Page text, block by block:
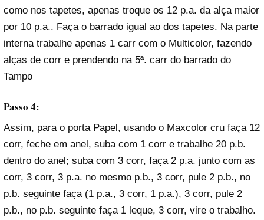
como nos tapetes, apenas troque os 12 p.a. da alça maior
por 10 p.a.. Faça o barrado igual ao dos tapetes. Na parte
interna trabalhe apenas 1 carr com o Multicolor, fazendo
alças de corr e prendendo na 5ª. carr do barrado do
Tampo
Passo 4:
Assim, para o porta Papel, usando o Maxcolor cru faça 12
corr, feche em anel, suba com 1 corr e trabalhe 20 p.b.
dentro do anel; suba com 3 corr, faça 2 p.a. junto com as
corr, 3 corr, 3 p.a. no mesmo p.b., 3 corr, pule 2 p.b., no
p.b. seguinte faça (1 p.a., 3 corr, 1 p.a.), 3 corr, pule 2
p.b., no p.b. seguinte faça 1 leque, 3 corr, vire o trabalho.